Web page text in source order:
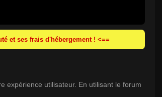
et ses frais d'hébergement ! <==
expérience utilisateur. En utilisant le forum